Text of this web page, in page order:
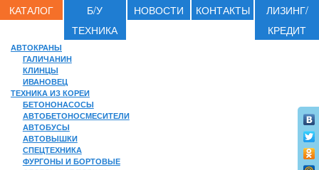
КАТАЛОГ
Б/У
ТЕХНИКА
НОВОСТИ КОНТАКТЫ
ЛИЗИНГ/
КРЕДИТ
АВТОКРАНЫ
ГАЛИЧАНИН
КЛИНЦЫ
ИВАНОВЕЦ
ТЕХНИКА ИЗ КОРЕИ
БЕТОНОНАСОСЫ
АВТОБЕТОНОСМЕСИТЕЛИ
АВТОБУСЫ
АВТОВЫШКИ
СПЕЦТЕХНИКА
ФУРГОНЫ И БОРТОВЫЕ